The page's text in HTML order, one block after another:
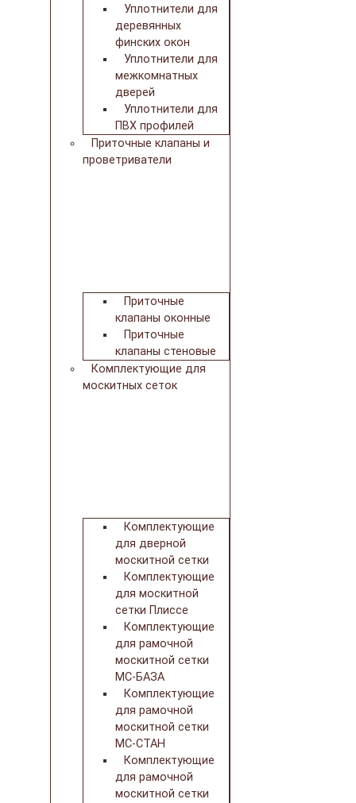
Уплотнители для
деревянных
финских окон
Уплотнители для
межкомнатных
дверей
Уплотнители для
ПВХ профилей
Приточные клапаны и
проветриватели
Приточные
клапаны оконные
Приточные
клапаны стеновые
Комплектующие для
москитных сеток
Комплектующие
для дверной
москитной сетки
Комплектующие
для москитной
сетки Плиссе
Комплектующие
для рамочной
москитной сетки
МС-БАЗА
Комплектующие
для рамочной
москитной сетки
МС-СТАН
Комплектующие
для рамочной
москитной сетки